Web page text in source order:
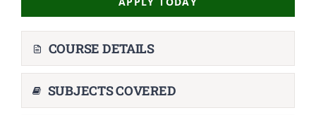
COURSE DETAILS
SUBJECTS COVERED